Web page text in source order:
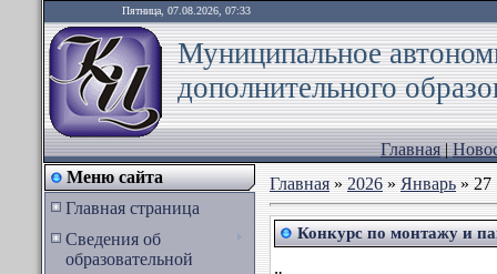
Пятница, 07.08.2026, 07:33
Муниципальное
дополнительного
Главная|
Меню сайта
Главная страница
Сведения об
образовательной
Главная»2026 » Январь » 27
Конкурс по монтажу и